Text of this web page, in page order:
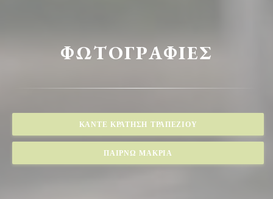
ΦΩΤΟΓΡΑΦΊΕΣ
ΚΆΝΤΕ ΚΡΆΤΗΣΗ ΤΡΑΠΕΖΙΟΎ
ΠΑΊΡΝΩ ΜΑΚΡΙΆ